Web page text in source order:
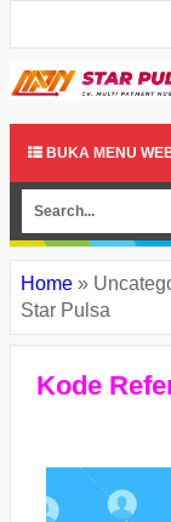
BUKA MENU
Home »
Star Pulsa
Kode